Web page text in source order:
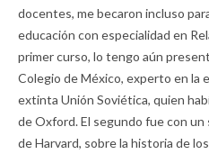
docentes, me becaron incluso
educación con especialidad en
primer curso, lo tengo aún
Colegio de México, experto en
extinta Unión Soviética, quien
de Oxford. El segundo fue con
de Harvard, sobre la historia de